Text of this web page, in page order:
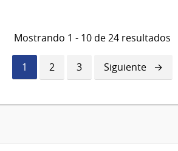
Mostrando 1 - 10 de 24 resultados
Página
actual
1 Página
2 Página
3
Siguiente
página
Siguiente